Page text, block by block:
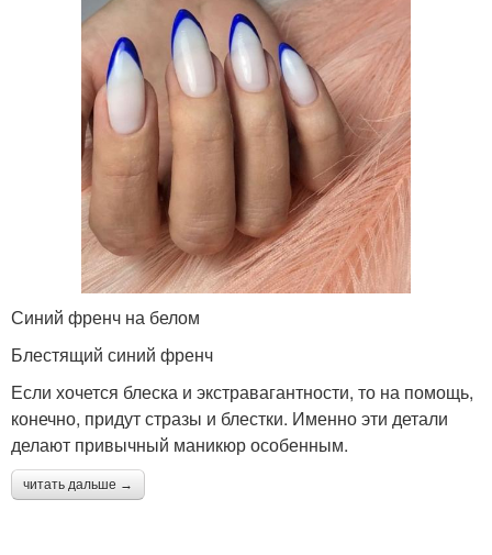
Синий френч на белом
Блестящий синий френч
Если хочется блеска и экстравагантности, то на помощь,
конечно, придут стразы и блестки. Именно эти детали
делают привычный маникюр особенным.
читать дальше →